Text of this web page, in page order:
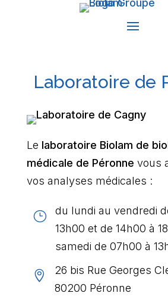
Laboratoire de
Le laboratoire Biolam de
médicale de Péronne vous
vos analyses médicales :
}
du lundi au vendredi
13h00 et de 14h00 à
samedi de 07h00 à

26 bis Rue Georges
80200 Péronne